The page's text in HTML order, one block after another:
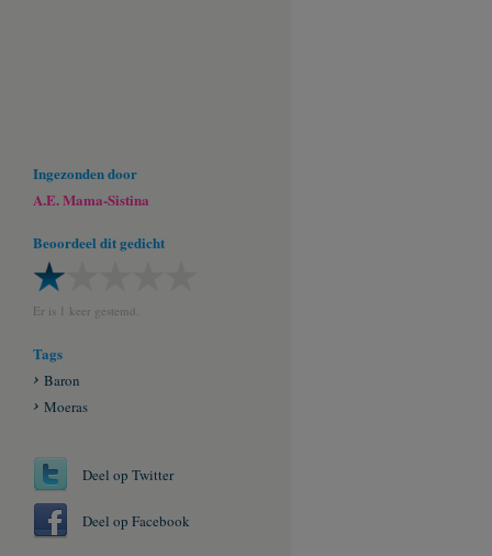
Ingezonden door
A.E. Mama-Sistina
Beoordeel dit gedicht
Er is 1 keer gestemd.
Tags
Baron
Moeras
Deel op Twitter
Deel op Facebook